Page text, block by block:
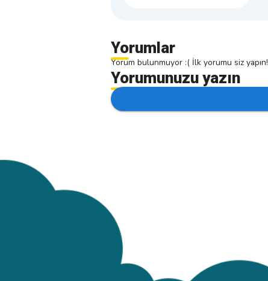
Yorumlar
Yorum bulunmuyor :( İlk yorumu siz yapın!
Yorumunuzu yazın